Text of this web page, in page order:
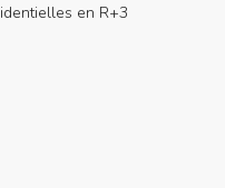
en R+3